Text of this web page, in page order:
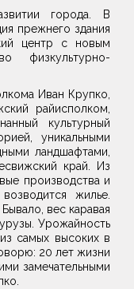
города. В
прежнего здания
центр с новым
физкультурно-
Иван Крупко,
райисполком,
культурный
уникальными
ландшафтами,
край. Из
производства и
жилье.
вес каравая
Урожайность
самых высоких в
20 лет жизни
замечательными